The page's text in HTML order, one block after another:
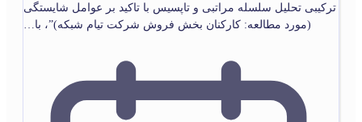
ترکیبی تحلیل سلسله مراتبی و تاپسیس با تاکید بر عوامل شایستگی
(مورد مطالعه: کارکنان بخش فروش شرکت تیام شبکه)”، با…